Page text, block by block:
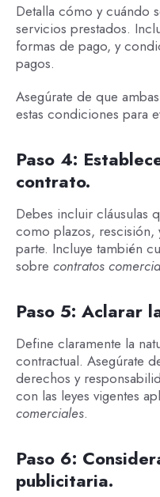
Detalla cómo y cuándo
servicios prestados.
formas de pago, y
pagos.
Asegúrate de que
estas condiciones para
Paso 4:
contrato.
Debes incluir cláusulas
como plazos, rescisión,
parte. Incluye también
sobre contratos
Paso 5: Aclarar
Define claramente la
contractual. Asegúrate
derechos y
con las leyes vigentes
comerciales.
Paso 6:
publicitaria.